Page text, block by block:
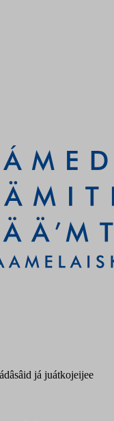
já juátkojeijee